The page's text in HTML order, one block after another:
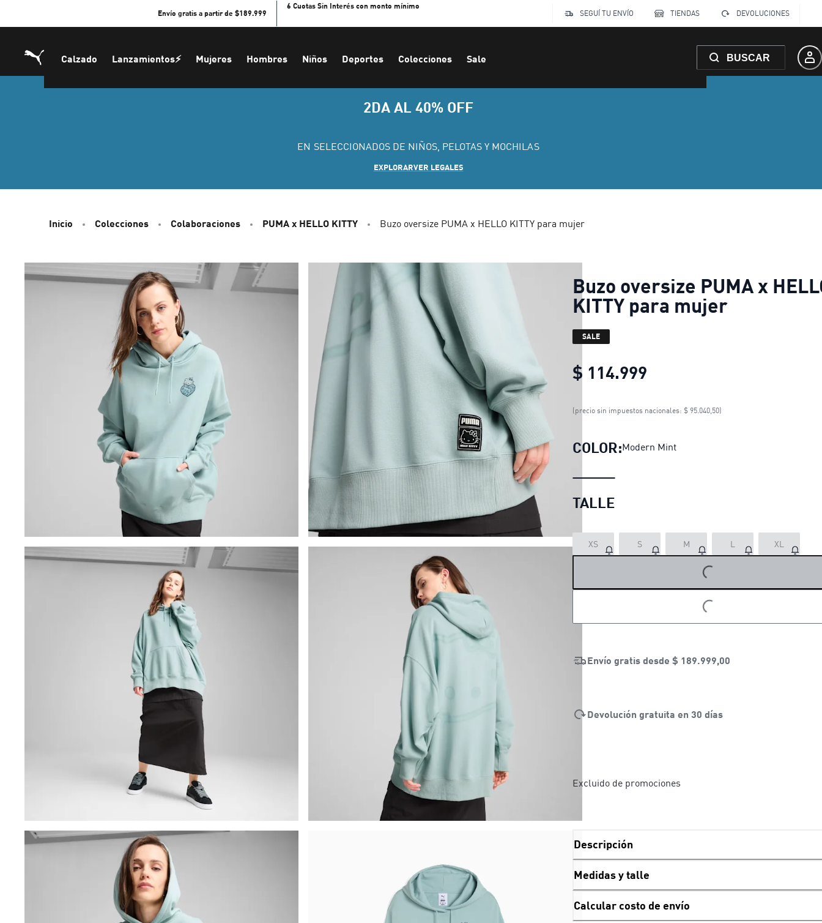
Envío gratis a partir de $189.999
6 Cuotas Sin Interés con monto mínimo
SEGUÍ TU ENVÍO
TIENDAS DEVOLUCIONES
Calzado Lanzamientos⚡ Mujeres Hombres Niños Deportes Colecciones Sale BUSCAR
2DA AL 40% OFF
EN SELECCIONADOS DE NIÑOS, PELOTAS Y MOCHILAS
EXPLORARVER LEGALES
Inicio Colecciones Colaboraciones PUMA x HELLO KITTY Buzo oversize PUMA x HELLO KITTY para mujer
Buzo oversize PUMA x
KITTY para mujer
SALE
$ 114.999
Buzo oversize PUMA x
(precio sin impuestos nacionales: $ 95.040,50)
COLOR:Modern Mint
TALLE
XS S M L XL
LOADING...
LOADING...
Envío gratis desde $ 189.999,00
Devolución gratuita en 30 días
Excluido de promociones
Descripción
Medidas y talle
Calcular costo de envío